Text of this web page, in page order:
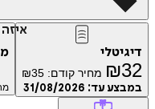
דיגיטלי
₪32 מחיר קודם: ₪35
במבצע עד: 31/08/2026